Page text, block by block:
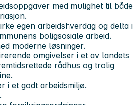
med mulighet til både
egen arbeidshverdag og delta i
boligsosiale arbeid.
moderne løsninger.
omgivelser i et av landets
rådhus og trolig
i et godt arbeidsmiljø.